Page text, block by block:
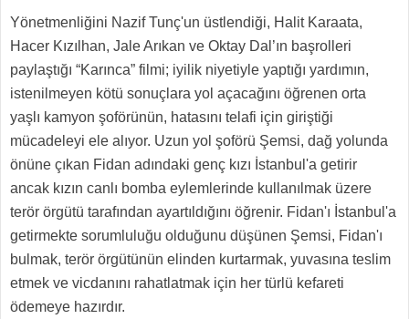
Yönetmenliğini Nazif Tunç'un üstlendiği, Halit Karaata,
Hacer Kızılhan, Jale Arıkan ve Oktay Dal’ın başrolleri
paylaştığı “Karınca” filmi; iyilik niyetiyle yaptığı yardımın,
istenilmeyen kötü sonuçlara yol açacağını öğrenen orta
yaşlı kamyon şoförünün, hatasını telafi için giriştiği
mücadeleyi ele alıyor. Uzun yol şoförü Şemsi, dağ yolunda
önüne çıkan Fidan adındaki genç kızı İstanbul'a getirir
ancak kızın canlı bomba eylemlerinde kullanılmak üzere
terör örgütü tarafından ayartıldığını öğrenir. Fidan'ı İstanbul'a
getirmekte sorumluluğu olduğunu düşünen Şemsi, Fidan'ı
bulmak, terör örgütünün elinden kurtarmak, yuvasına teslim
etmek ve vicdanını rahatlatmak için her türlü kefareti
ödemeye hazırdır.